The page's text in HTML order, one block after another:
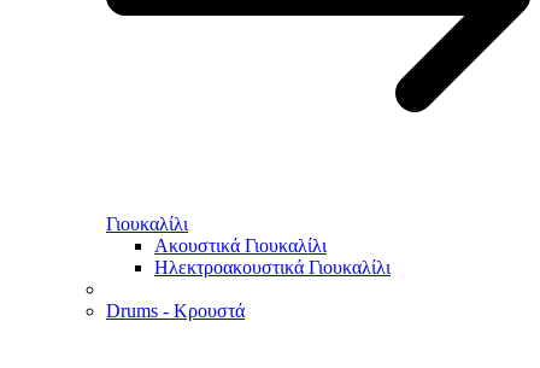
Γιουκαλίλι
Ακουστικά Γιουκαλίλι
Ηλεκτροακουστικά Γιουκαλίλι
Drums - Κρουστά